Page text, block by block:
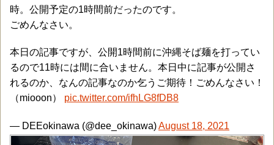
時。公開予定の1時間前だったのです。
ごめんなさい。
本日の記事ですが、公開1時間前に沖縄そば麺を打ってい
るので11時には間に合いません。本日中に記事が公開さ
れるのか、なんの記事なのか乞うご期待！ごめんなさい！
（miooon） pic.twitter.com/ifhLG8fDB8
— DEEokinawa (@dee_okinawa)August 18, 2021